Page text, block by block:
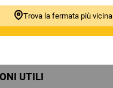
Trova la fermata più vicina
UTILI